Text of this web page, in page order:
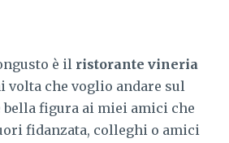
è il ristorante vineria
volta che voglio andare sul
figura ai miei amici che
fidanzata, colleghi o amici